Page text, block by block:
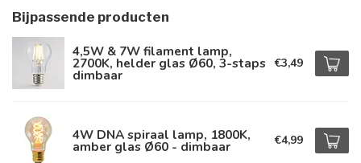
Bijpassende producten
4,5W & 7W filament lamp,
2700K, helder glas Ø60, 3-staps
dimbaar
€3,49
4W DNA spiraal lamp, 1800K,
amber glas Ø60 - dimbaar €4,99